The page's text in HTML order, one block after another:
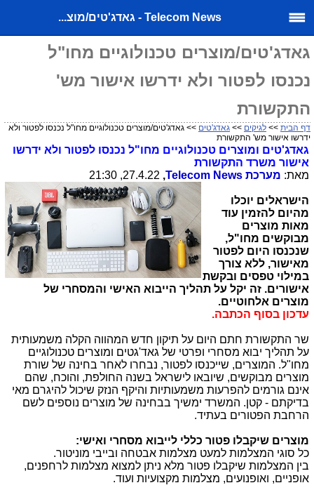
Telecom News - גאדג'טים/מוצ...
גאדג'טים/מוצרים טכנולוגיים מחו"ל
נכנסו לפטור ולא ידרשו אישור מש'
התקשורת
דף הבית >> לגיקים >> גאדג'טים >> גאדג'טים/מוצרים טכנולוגיים מחו"ל נכנסו לפטור ולא
ידרשו אישור מש' התקשורת
גאדג'טים ומוצרים טכנולוגיים מחו"ל נכנסו לפטור ולא ידרשו
אישור משרד התקשורת
מאת: מערכת Telecom News
,
הישראלים יוכלו
מהיום להזמין עוד
מאות מוצרים
מבוקשים מחו"ל,
שנכנסו היום לפטור
מאישור, ללא צורך
במילוי טפסים ובקשת
אישורים. זה יקל על תהליך הייבוא האישי והמסחרי של
מוצרים אלחוטיים.
עדכון בסוף הכתבה.
שר התקשורת חתם היום על תיקון חדש המהווה הקלה משמעותית
על תהליך יבוא מסחרי ופרטי של גאד'גטים ומוצרים טכנולוגיים
מחו"ל. המוצרים, שייכנסו לפטור, נבחרו לאחר בחינה של שורת
מוצרים מבוקשים, שיובאו לישראל בשנה החולפת, והוכח, שהם
אינם גורמים להפרעות משמעותיות והיקף הנזק שיכול להיגרם מאי
בדיקתם - קטן. המשרד ימשיך בבחינה של מוצרים נוספים לשם
הרחבת הפטורים בעתיד.
מוצרים שיקבלו פטור כללי לייבוא מסחרי ואישי:
כל סוגי המצלמות למעט מצלמות אבטחה ובייבי מוניטור.
בין המצלמות שיקבלו פטור מלא ניתן למצוא מצלמות לרחפנים,
אופניים, ואופנועים, מצלמות מקצועיות ועוד.